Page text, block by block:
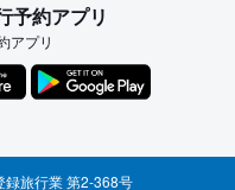
予約アプリ
アプリ
録旅行業 第2-368号